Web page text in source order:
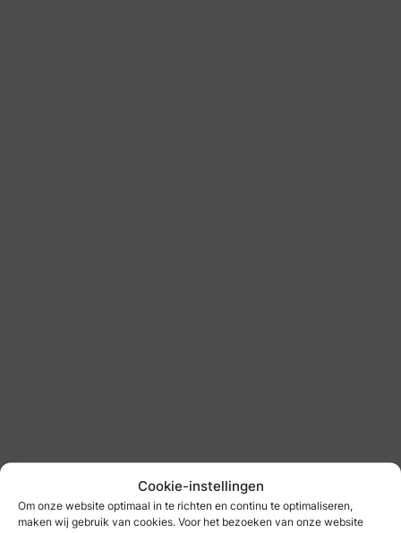
Cookie-instellingen
Om onze website optimaal in te richten en continu te optimaliseren,
maken wij gebruik van cookies. Voor het bezoeken van onze website
2impressu